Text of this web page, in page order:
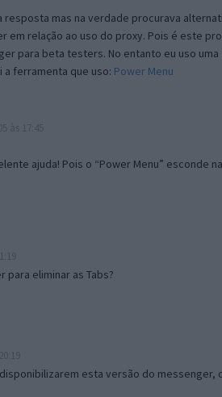
mas na verdade procurava
em relação ao uso do proxy. Pois é este
para beta testers. No entanto eu uso
ferramenta que uso: Power Menu
ajuda! Pois o “Power Menu” esconde
para eliminar as Tabs?
esta versão do messenger,